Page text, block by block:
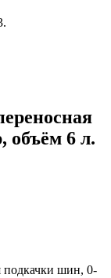
объём 6 л.
подкачки шин, 0-